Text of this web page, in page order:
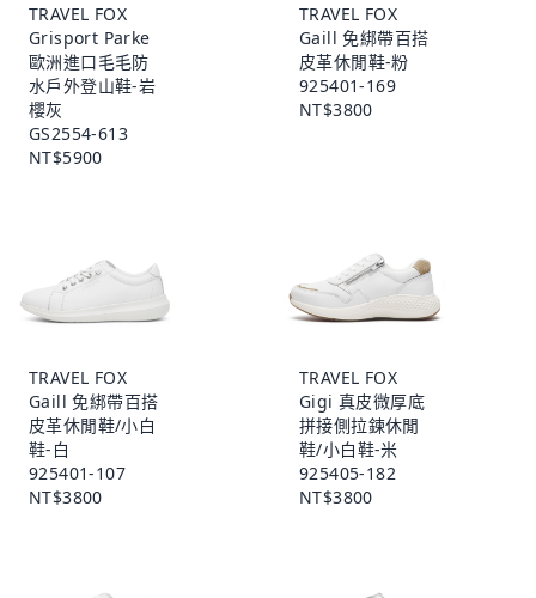
TRAVEL FOX
Grisport Parke
歐洲進口毛毛防
水戶外登山鞋-岩
櫻灰
GS2554-613
NT$5900
TRAVEL FOX
Gaill 免綁帶百搭
皮革休閒鞋-粉
925401-169
NT$3800
TRAVEL FOX
Gaill 免綁帶百搭
皮革休閒鞋/小白
鞋-白
925401-107
NT$3800
TRAVEL FOX
Gigi 真皮微厚底
拼接側拉鍊休閒
鞋/小白鞋-米
925405-182
NT$3800